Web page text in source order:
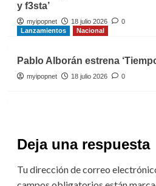
y f3sta’
myipopnet 18 julio 2026
0
Lanzamientos
Nacional
Pablo Alborán estrena
myipopnet 18 julio 2026 0
Deja una respuesta
Tu dirección de correo